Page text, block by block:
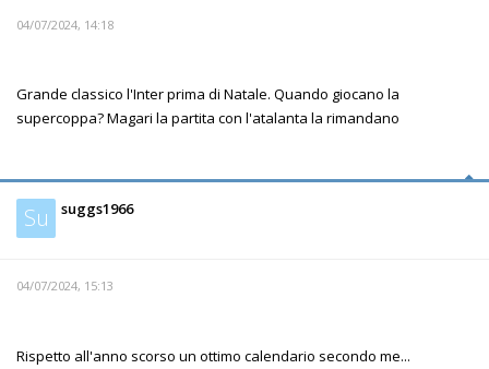
04/07/2024, 14:18
Grande classico l'Inter prima di Natale. Quando giocano la
supercoppa? Magari la partita con l'atalanta la rimandano
Su suggs1966
04/07/2024, 15:13
Rispetto all'anno scorso un ottimo calendario secondo me...